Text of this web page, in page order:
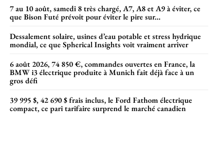
7 au 10 août, samedi 8 très chargé, A7, A8 et A9 à éviter, ce
que Bison Futé prévoit pour éviter le pire sur...
Dessalement solaire, usines d’eau potable et stress hydrique
mondial, ce que Spherical Insights voit vraiment arriver
6 août 2026, 74 850 €, commandes ouvertes en France, la
BMW i3 électrique produite à Munich fait déjà face à un
gros défi
39 995 $, 42 690 $ frais inclus, le Ford Fathom électrique
compact, ce pari tarifaire surprend le marché canadien